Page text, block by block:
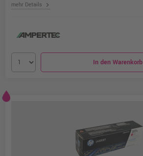
mehr Details chevron_right
In den Warenkorb